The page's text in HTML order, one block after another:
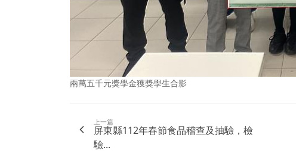
兩萬五千元獎學金獲獎學生合影
上一篇
屏東縣112年春節食品稽查及抽驗，檢
驗...